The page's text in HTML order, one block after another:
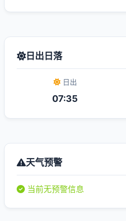
日出日落
日出
07:35
天气预警
当前无预警信息